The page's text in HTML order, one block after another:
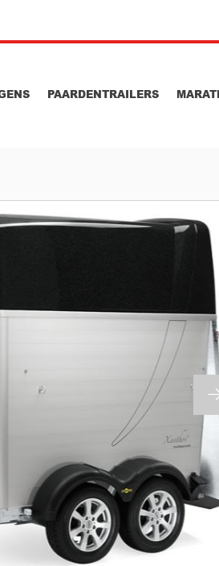
PAARDENTRAILERS